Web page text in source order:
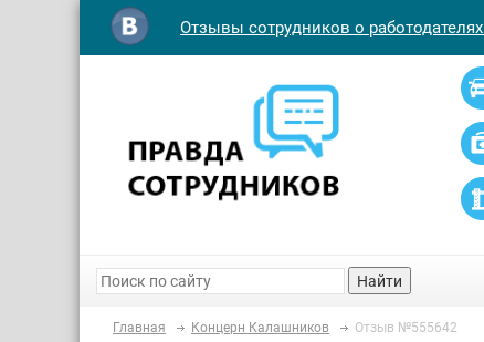
Отзывы сотрудников о
Найти
Главная Концерн Калашников Отзыв №555642